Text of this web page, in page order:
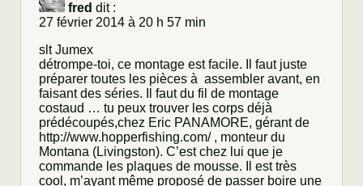
fred dit :
27 février 2014 à 20 h 57 min
slt Jumex
détrompe-toi, ce montage est facile. Il faut juste
préparer toutes les pièces à assembler avant, en
faisant des séries. Il faut du fil de montage
costaud … tu peux trouver les corps déjà
prédécoupés,chez Eric PANAMORE, gérant de
http://www.hopperfishing.com/, monteur du
Montana (Livingston). C’est chez lui que je
commande les plaques de mousse. Il est très
cool, m’ayant même proposé de passer boire une